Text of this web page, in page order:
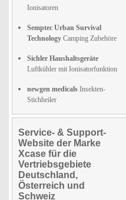
Ionisatoren
Semptec Urban Survival
Technology Camping Zubehöre
Sichler Haushaltsgeräte
Luftkühler mit Ionisatorfunktion
newgen medicals Insekten-
Stichheiler
Service- & Support-
Website der Marke
Xcase für die
Vertriebsgebiete
Deutschland,
Österreich und
Schweiz